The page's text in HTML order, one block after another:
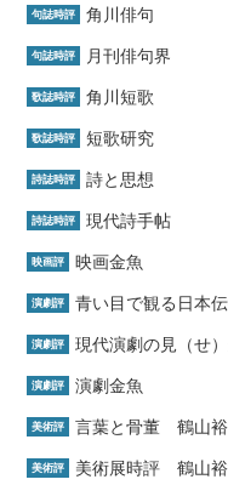
句誌時評 角川俳句
句誌時評 月刊俳句界
歌誌時評 角川短歌
歌誌時評 短歌研究
詩誌時評 詩と思想
詩誌時評 現代詩手帖
映画評 映画金魚
演劇評 青い目で観る日本
演劇評 現代演劇の見（せ
演劇評 演劇金魚
美術評 言葉と骨董 鶴山
美術評 美術展時評 鶴山